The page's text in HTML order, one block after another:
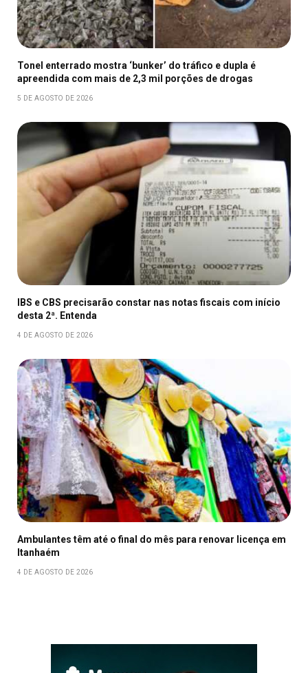
Tonel enterrado mostra ‘bunker’ do tráfico e dupla é
apreendida com mais de 2,3 mil porções de drogas
5 DE AGOSTO DE 2026
IBS e CBS precisarão constar nas notas fiscais com início
desta 2ª. Entenda
4 DE AGOSTO DE 2026
Ambulantes têm até o final do mês para renovar licença em
Itanhaém
4 DE AGOSTO DE 2026